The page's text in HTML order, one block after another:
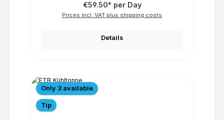
€59.50* per Day
Prices incl. VAT plus shipping costs
Details
Only 3 available
Tip